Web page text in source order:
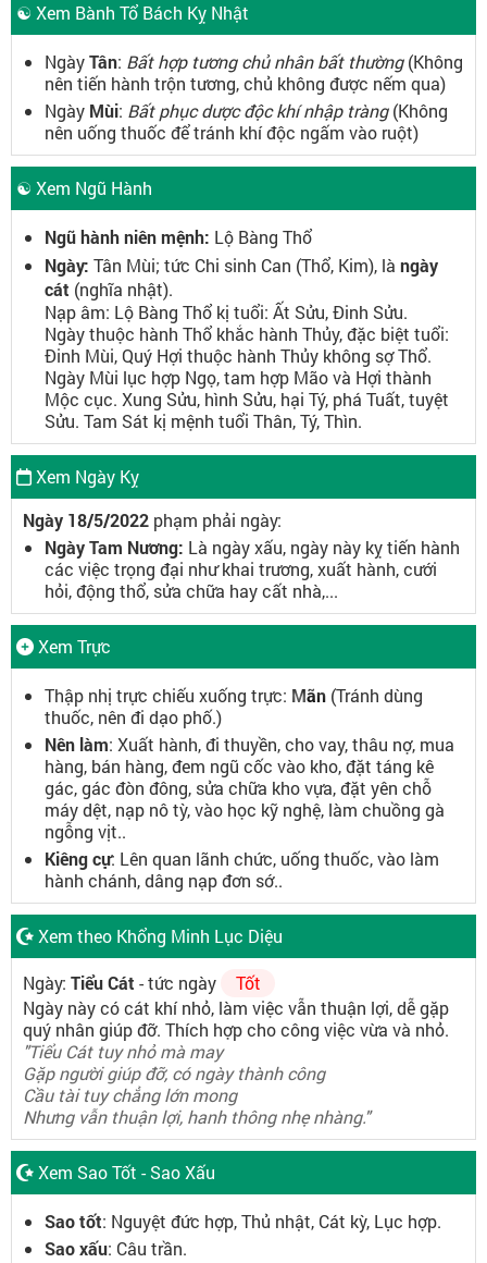
☯ Xem Bành Tổ Bách Kỵ Nhật
NgàyTân: Bất hợp tương chủ nhân bất thường(Không
nên tiến hành trộn tương, chủ không được nếm qua)
Ngày Mùi: Bất phục dược độc khí nhập tràng(Không
nên uống thuốc để tránh khí độc ngấm vào ruột)
☯ Xem Ngũ Hành
Ngũ hành niên mệnh: Lộ Bàng Thổ
Ngày: Tân Mùi; tức Chi sinh Can (Thổ, Kim), là ngày
cát (nghĩa nhật).
Nạp âm: Lộ Bàng Thổ kị tuổi: Ất Sửu, Đinh Sửu.
Ngày thuộc hành Thổ khắc hành Thủy, đặc biệt tuổi:
Đinh Mùi, Quý Hợi thuộc hành Thủy không sợ Thổ.
Ngày Mùi lục hợp Ngọ, tam hợp Mão và Hợi thành
Mộc cục. Xung Sửu, hình Sửu, hại Tý, phá Tuất, tuyệt
Sửu. Tam Sát kị mệnh tuổi Thân, Tý, Thìn.
Xem Ngày Kỵ
Ngày 18/5/2022 phạm phải ngày:
Ngày Tam Nương: Là ngày xấu, ngày này kỵ tiến hành
các việc trọng đại như khai trương, xuất hành, cưới
hỏi, động thổ, sửa chữa hay cất nhà,...
Xem Trực
Thập nhị trực chiếu xuống trực: Mãn (Tránh dùng
thuốc, nên đi dạo phố.)
Nên làm: Xuất hành, đi thuyền, cho vay, thâu nợ, mua
hàng, bán hàng, đem ngũ cốc vào kho, đặt táng kê
gác, gác đòn đông, sửa chữa kho vựa, đặt yên chỗ
máy dệt, nạp nô tỳ, vào học kỹ nghệ, làm chuồng gà
ngỗng vịt..
Kiêng cự: Lên quan lãnh chức, uống thuốc, vào làm
hành chánh, dâng nạp đơn sớ..
Xem theo Khổng Minh Lục Diệu
Ngày: Tiểu Cát - tức ngày
Tốt
Ngày này có cát khí nhỏ, làm việc vẫn thuận lợi, dễ gặp
quý nhân giúp đỡ. Thích hợp cho công việc vừa và nhỏ.
"Tiểu Cát tuy nhỏ mà may
Gặp người giúp đỡ, có ngày thành công
Cầu tài tuy chẳng lớn mong
Nhưng vẫn thuận lợi, hanh thông nhẹ nhàng."
Xem Sao Tốt - Sao Xấu
Sao tốt: Nguyệt đức hợp, Thủ nhật, Cát kỳ, Lục hợp.
Sao xấu: Câu trần.